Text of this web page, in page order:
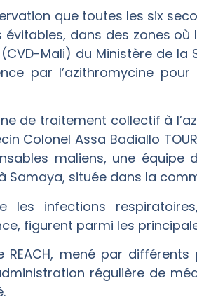
que toutes les six
dans des zones où
Mali) du Ministère de
par l’azithromycine
de traitement collectif à
Colonel Assa Badiallo
maliens, une équipe
Samaya, située dans la
les infections
figurent parmi les
mené par
régulière de